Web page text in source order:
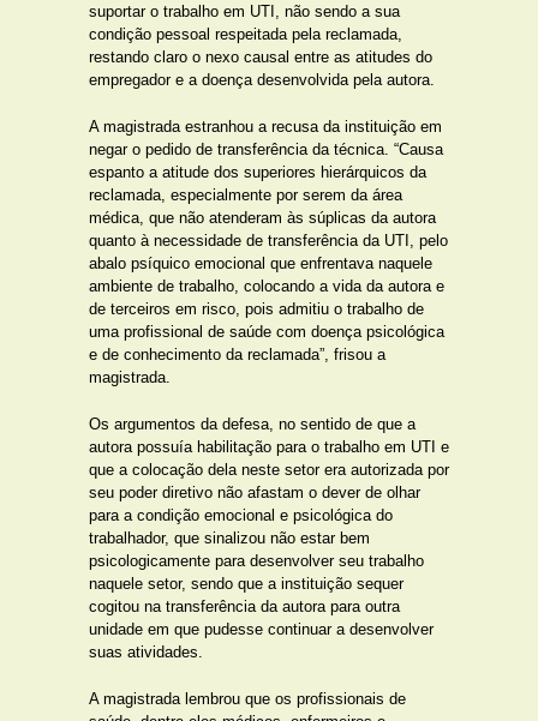
suportar o trabalho em UTI, não sendo a sua
condição pessoal respeitada pela reclamada,
restando claro o nexo causal entre as atitudes do
empregador e a doença desenvolvida pela autora.
A magistrada estranhou a recusa da instituição em
negar o pedido de transferência da técnica. “Causa
espanto a atitude dos superiores hierárquicos da
reclamada, especialmente por serem da área
médica, que não atenderam às súplicas da autora
quanto à necessidade de transferência da UTI, pelo
abalo psíquico emocional que enfrentava naquele
ambiente de trabalho, colocando a vida da autora e
de terceiros em risco, pois admitiu o trabalho de
uma profissional de saúde com doença psicológica
e de conhecimento da reclamada”, frisou a
magistrada.
Os argumentos da defesa, no sentido de que a
autora possuía habilitação para o trabalho em UTI e
que a colocação dela neste setor era autorizada por
seu poder diretivo não afastam o dever de olhar
para a condição emocional e psicológica do
trabalhador, que sinalizou não estar bem
psicologicamente para desenvolver seu trabalho
naquele setor, sendo que a instituição sequer
cogitou na transferência da autora para outra
unidade em que pudesse continuar a desenvolver
suas atividades.
A magistrada lembrou que os profissionais de